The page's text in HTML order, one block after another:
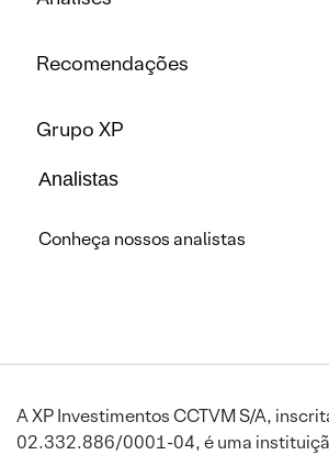
Recomendações
Grupo XP
Analistas
Conheça nossos analistas
A XP Investimentos CCTVM S/A,
02.332.886/0001-04, é uma